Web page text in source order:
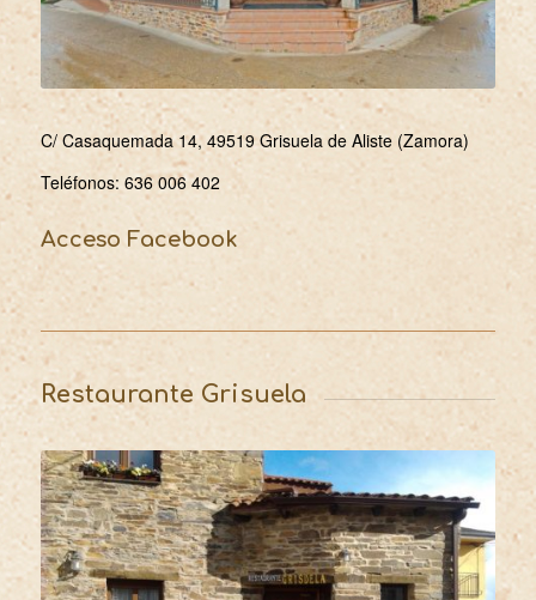
C/ Casaquemada 14, 49519 Grisuela de Aliste (Zamora)
Teléfonos: 636 006 402
Acceso Facebook
Restaurante Grisuela